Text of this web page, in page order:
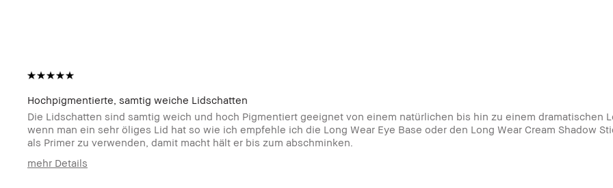
Hochpigmentierte, samtig weiche Lidschatten
Die Lidschatten sind samtig weich und hoch Pigmentiert geeignet von einem natürlichen bis hin zu einem dramatischen
wenn man ein sehr öliges Lid hat so wie ich empfehle ich die Long Wear Eye Base oder den Long Wear Cream Shadow
als Primer zu verwenden, damit macht hält er bis zum abschminken.
mehr Details